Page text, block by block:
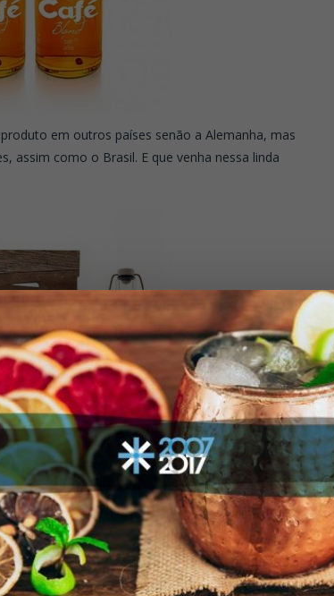
em outros países senão a Alemanha, mas
assim como o Brasil. E que venha nessa linda